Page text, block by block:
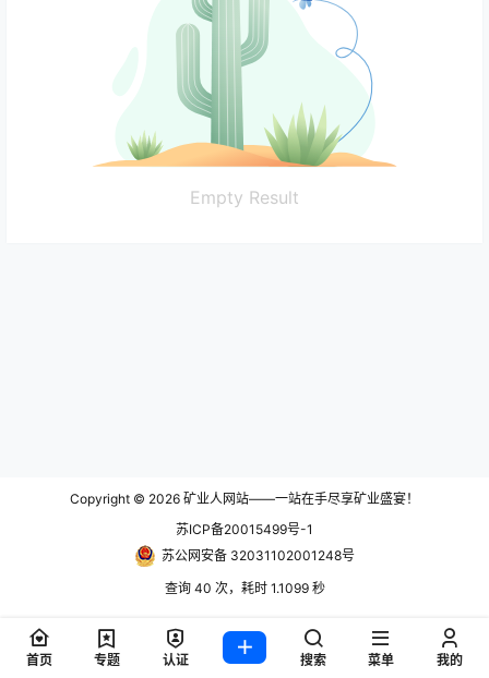
Empty Result
Copyright © 2026 矿业人网站——一站在手尽享矿业盛宴！
苏ICP备20015499号-1
苏公网安备 32031102001248号
查询 40 次，耗时 1.1099 秒
首页 专题 认证 搜索 菜单 我的